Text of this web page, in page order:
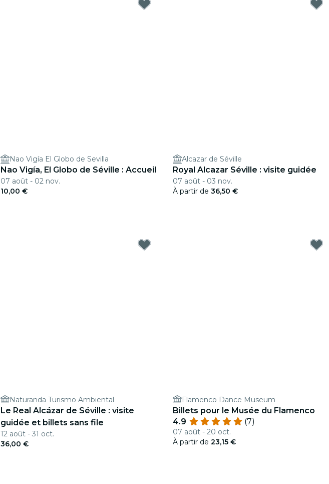
Nao Vigía El Globo de Sevilla
Nao Vigía, El Globo de Séville : Accueil
07 août - 02 nov.
10,00 €
Alcazar de Séville
Royal Alcazar Séville : visite guidée
07 août - 03 nov.
À partir de 36,50 €
Naturanda Turismo Ambiental
Le Real Alcázar de Séville : visite
guidée et billets sans file
12 août - 31 oct.
36,00 €
Flamenco Dance Museum
Billets pour le Musée du Flamenco
4.9
(7)
07 août - 20 oct.
À partir de 23,15 €